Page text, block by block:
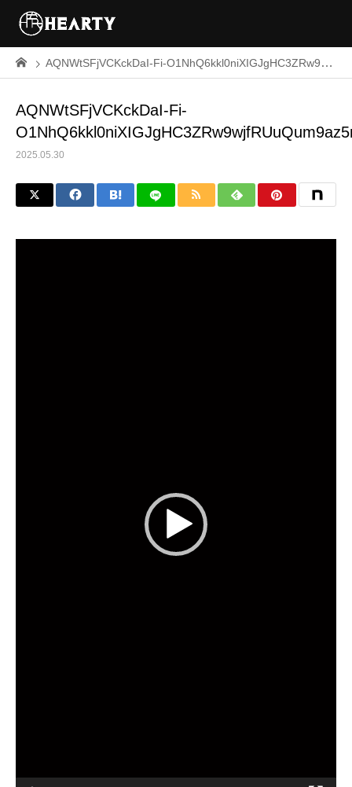
AQNWtSFjVCKckDaI-Fi-O1NhQ6kkl0niXIGJgHC3ZRw9wjfRUuQum9az5mRQAxLOTMqjxUA7LMsxO8A3jyq3OurEeHZ7WIV1FMRj98o
AQNWtSFjVCKckDaI-Fi-
2025.05.30